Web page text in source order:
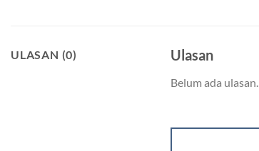
ULASAN (0) Ulasan
Belum ada ulasan.